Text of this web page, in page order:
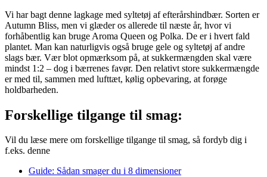
Vi har bagt denne lagkage med syltetøj af efterårshindbær. Sorten er
Autumn Bliss, men vi glæder os allerede til næste år, hvor vi
forhåbentlig kan bruge Aroma Queen og Polka. De er i hvert fald
plantet. Man kan naturligvis også bruge gele og syltetøj af andre
slags bær. Vær blot opmærksom på, at sukkermængden skal være
mindst 1:2 – dog i bærrenes favør. Den relativt store sukkermængde
er med til, sammen med lufttæt, kølig opbevaring, at forøge
holdbarheden.
Forskellige tilgange til smag:
Vil du læse mere om forskellige tilgange til smag, så fordyb dig i
f.eks. denne
Guide: Sådan smager du i 8 dimensioner